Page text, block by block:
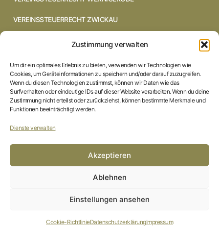
Zustimmung verwalten
Um dir ein optimales Erlebnis zu bieten, verwenden wir Technologien wie
Cookies, um Geräteinformationen zu speichern und/oder darauf zuzugreifen.
Wenn du diesen Technologien zustimmst, können wir Daten wie das
Surfverhalten oder eindeutige IDs auf dieser Website verarbeiten. Wenn du deine
Zustimmung nicht erteilst oder zurückziehst, können bestimmte Merkmale und
Funktionen beeinträchtigt werden.
Dienste verwalten
Akzeptieren
Ablehnen
Einstellungen ansehen
Cookie-RichtlinieDatenschutzerklärungImpressum
VEREINSSTEUERRECHT ZWICKAU
VEREINSSTEUERRECHT CHEMNITZ
VEREINSSTEUERRECHT COTTBUS
VEREINSSTEUERRECHT IN BRAUNSCHWEIG
STARTSEITE
COOKIE-RICHTLINIE (EU)